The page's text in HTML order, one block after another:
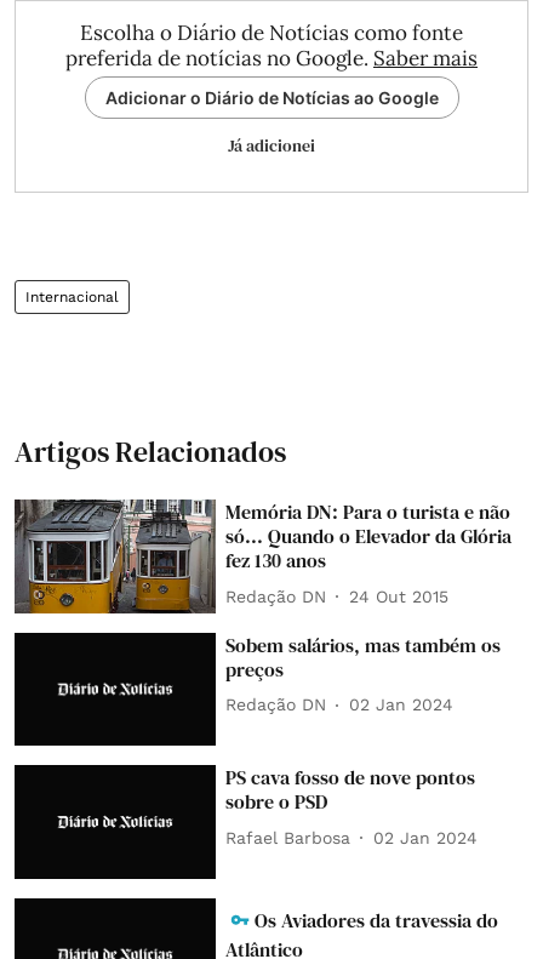
Escolha o Diário de Notícias como fonte
preferida de notícias no Google. Saber mais
Adicionar o Diário de Notícias ao Google
Já adicionei
Internacional
Artigos Relacionados
Memória DN: Para o turista e não
só... Quando o Elevador da Glória
fez 130 anos
Redação DN 24 Out 2015
Sobem salários, mas também os
preços
Redação DN 02 Jan 2024
PS cava fosso de nove pontos
sobre o PSD
Rafael Barbosa 02 Jan 2024
Os Aviadores da travessia do
Atlântico